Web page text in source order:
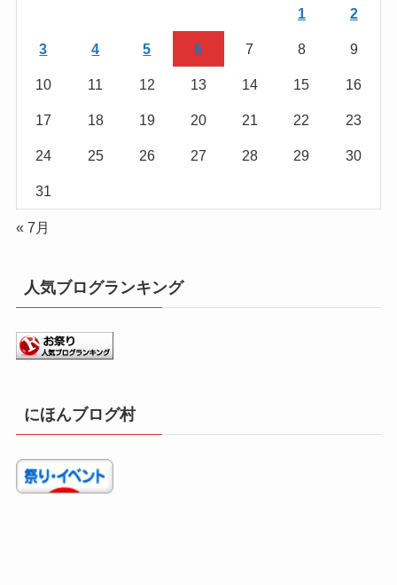
1 2
3 4 5 6 7 8 9
10 11 12 13 14 15 16
17 18 19 20 21 22 23
24 25 26 27 28 29 30
31
« 7月
人気ブログランキング
にほんブログ村